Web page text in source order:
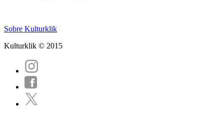
Sobre Kulturklik
Kulturklik © 2015